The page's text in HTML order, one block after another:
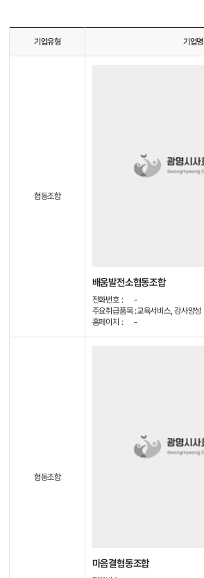
기업유형 기업명
협동조합
배움발전소협동조합
전화번호 :
-
주요취급품목 :교육서비스, 강사양성
홈페이지 :
-
협동조합
마음결협동조합